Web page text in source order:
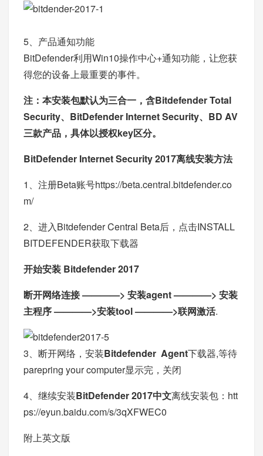
5、产品通知功能
BitDefender利用Win10操作中心+通知功能，让您获
得您的设备上最重要的事件。
注：本安装包默认为三合一，含Bitdefender Total
Security、BitDefender Internet Security、BD AV
三款产品，具体以授权key区分。
BitDefender Internet Security 2017离线安装方法
1、注册Beta账号https://beta.central.bitdefender.co
m/
2、进入Bitdefender Central Beta后，点击INSTALL
BITDEFENDER获取下载器
开始安装 Bitdefender 2017
断开网络连接 ————> 安装agent ————> 安装
主程序 ————>安装tool ————>联网激活.
3、断开网络，安装Bitdefender Agent下载器,等待
parepring your computer显示完，关闭
4、继续安装BitDefender 2017中文离线安装包： htt
ps://eyun.baidu.com/s/3qXFWEC0
附上英文版